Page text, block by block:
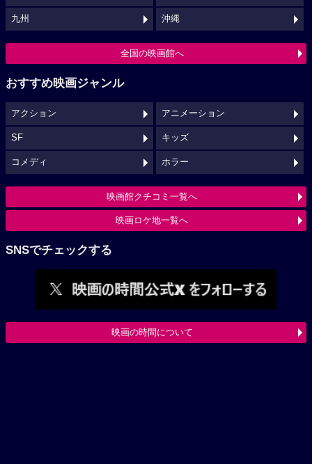
九州 沖縄
全国の映画館へ
おすすめ映画ジャンル
アクション アニメーション
SF キッズ
コメディ ホラー
映画館クチコミ一覧へ
映画ロケ地一覧へ
SNSでチェックする
映画の時間について